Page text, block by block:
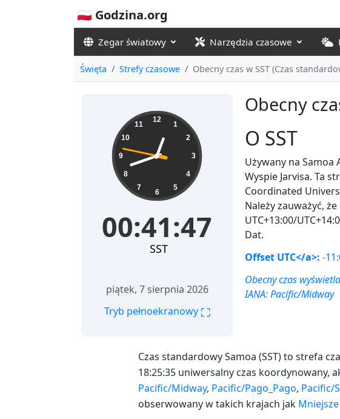
🇵🇱 Godzina.org
Zegar światowy Narzędzia czasowe
Święta Strefy czasowe Obecny czas w SST (Czas
Obecny
00:41:47 12
1
2
3
4
5
6
7
8
9
10
11
00:41:47
SST
piątek, 7 sierpnia 2026
Tryb pełnoekranowy ⛶
O SST
Używany na Samoa
Wyspie Jarvisa. Ta
Coordinated
Należy zauważyć,
UTC+13:00/
Dat.
Offset UTC</a>: -
Obecny czas
IANA:Pacific/Midway
Czas standardowy Samoa (SST) to strefa
18:25:35 uniwersalny czas koordynowany,
Pacific/Midway, Pacific/Pago_Pago, Pacific/
obserwowany w takich krajach jak